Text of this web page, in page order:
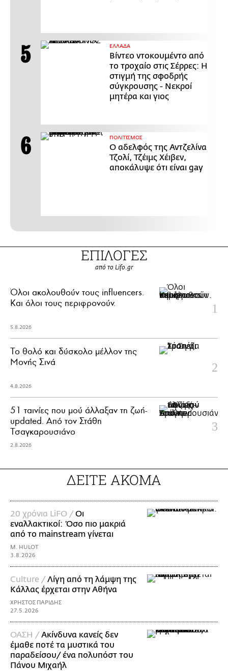
ΕΛΛΑΔΑ
Βίντεο ντοκουμέντο από
το τροχαίο στις Σέρρες: Η
στιγμή της σφοδρής
σύγκρουσης - Νεκροί
μητέρα και γιος
ΠΟΛΙΤΙΣΜΟΣ
Ο αδελφός της Αντζελίνα
Τζολί, Τζέιμς Χέιβεν,
αποκάλυψε ότι είναι gay
ΕΠΙΛΟΓΕΣ
από το Lifo.gr
Όλοι ακολουθούν τους influencers.
Και όλοι τους περιφρονούν.
5.8.2026
Το θολό και δύσκολο μέλλον της
Μονής Σινά
4.8.2026
51 ταινίες που μού άλλαξαν τη ζωή-
updated. Aπό τον Στάθη
Τσαγκαρουσιάνο
2.8.2026
ΔΕΙΤΕ ΑΚΟΜΑ
20 χρόνια LiFO /Οι
εναλλακτικοί: Όσο πιο μακριά
από το mainstream γίνεται
M. HULOT
3.8.2026
Culture /Λίγη από τη λάμψη της
Κάλλας έρχεται στην Αθήνα
ΧΡΗΣΤΟΣ ΠΑΡΙΔΗΣ
27.5.2026
ΟΑΣΗ /Ακίνδυνα κανείς δεν
έμαθε ποτέ τα μυστικά του
παραδείσου/ ένα πολυπόστ του
Πάνου Μιχαήλ